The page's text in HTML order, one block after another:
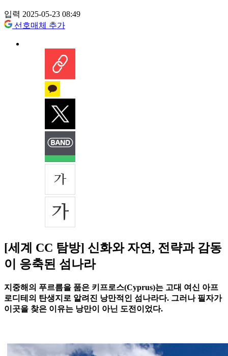
입력 2025-05-23 08:49
선호매체 추가
[세계 CC 탐방] 신화와 자연, 전략과 감동
이 응축된 섬나라
지중해의 푸르름을 품은 키프로스(Cyprus)는 고대 여신 아프
로디테의 탄생지로 알려진 낭만적인 섬나라다. 그러나 필자가
이곳을 찾은 이유는 낭만이 아닌 도전이었다.